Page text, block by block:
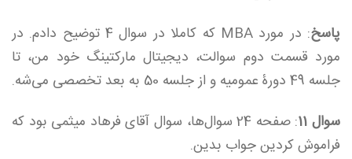
پاسخ
: در مورد MBA‌ که کاملا در سوال 4 توضیح دادم. در
مورد قسمت دوم سوالت، دیجیتال مارکتینگ خود من، تا
جلسه 49 دورۀ عمومیه و از جلسه 50 به بعد تخصصی می‌شه.
سوال 11
: صفحه 24 سوال‌ها، سوال آقای فرهاد میثمی بود که
فراموش کردین جواب بدین.